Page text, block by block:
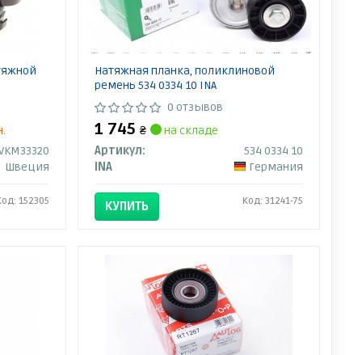
Швеция
152305
Натяжная планка, поликлиновой
ремень 534 0334 10 INA
0 отзывов
1 745₴
на складе
Артикул:
534 0334 10
INA
Германия
КУПИТЬ Код: 31241-75